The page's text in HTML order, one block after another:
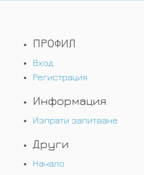
ПРОФИЛ
Вход
Регистрация
Информация
Изпрати запитване
Други
Начало